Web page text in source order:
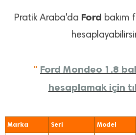
Pratik Araba'da Ford bakım
" Ford Mondeo 1.8
hesaplamak için
Marka Seri Model